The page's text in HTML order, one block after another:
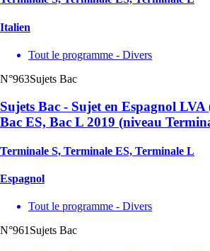
Italien
Tout le programme - Divers
N°963Sujets Bac
Sujets Bac - Sujet en Espagnol
Bac ES, Bac L 2019 (niveau
Terminale S, Terminale ES, Terminale L
Espagnol
Tout le programme - Divers
N°961 Sujets Bac